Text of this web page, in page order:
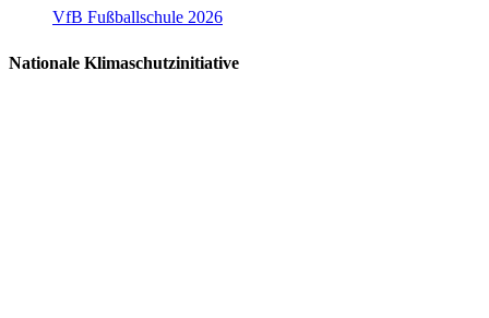
VfB Fußballschule 2026
Nationale Klimaschutzinitiative